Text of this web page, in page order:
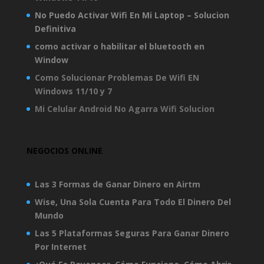
No Puedo Activar Wifi En Mi Laptop – Solucion
Definitiva
como activar o habilitar el bluetooth en
Window
Como Solucionar Problemas De Wifi EN
Windows 11/10 y 7
Mi Celular Android No Agarra Wifi Solucion
NEGOCIOS ONLINE
Las 3 Formas de Ganar Dinero en Airtm
Wise, Una Sola Cuenta Para Todo El Dinero Del
Mundo
Las 5 Plataformas Seguras Para Ganar Dinero
Por Internet